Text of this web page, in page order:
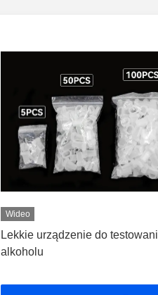
Wideo
Lekkie urządzenie do
alkoholu